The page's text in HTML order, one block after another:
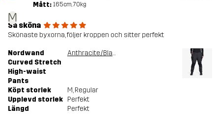
M
Mått: 165cm, 70kg
Så sköna
Skönaste byxorna, följer kroppen och sitter perfekt
Nordwand
Curved Stretch
High-waist
Pants
Anthracite/Black
Köpt storlek M, Regular
Upplevd storlek Perfekt
Längd
Perfekt